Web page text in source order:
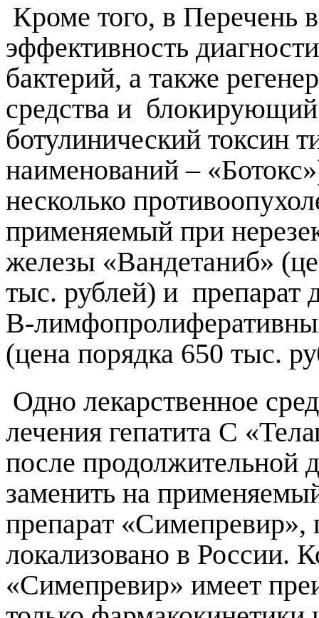
Кроме того, в
эффективность
бактерий, а также
средства и
ботулинический токсин
наименований –
несколько
применяемый при
железы «Вандетаниб»
тыс. рублей) и препарат
B-
(цена порядка 650 тыс.
Одно лекарственное
лечения гепатита С
после продолжительной
заменить на
препарат «Симепревир»,
локализовано в России.
«Симепревир» имеет